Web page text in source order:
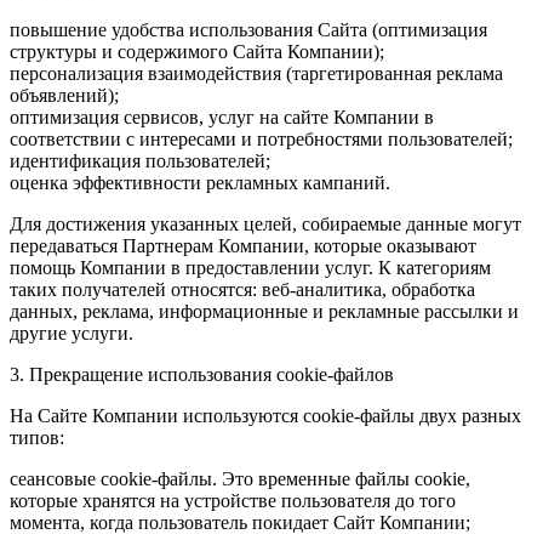
повышение удобства использования Сайта (оптимизация
структуры и содержимого Сайта Компании);
персонализация взаимодействия (таргетированная реклама
объявлений);
оптимизация сервисов, услуг на сайте Компании в
соответствии с интересами и потребностями пользователей;
идентификация пользователей;
оценка эффективности рекламных кампаний.
Для достижения указанных целей, собираемые данные могут
передаваться Партнерам Компании, которые оказывают
помощь Компании в предоставлении услуг. К категориям
таких получателей относятся: веб-аналитика, обработка
данных, реклама, информационные и рекламные рассылки и
другие услуги.
3. Прекращение использования cookie-файлов
На Сайте Компании используются cookie-файлы двух разных
типов:
сеансовые cookie-файлы. Это временные файлы cookie,
которые хранятся на устройстве пользователя до того
момента, когда пользователь покидает Сайт Компании;